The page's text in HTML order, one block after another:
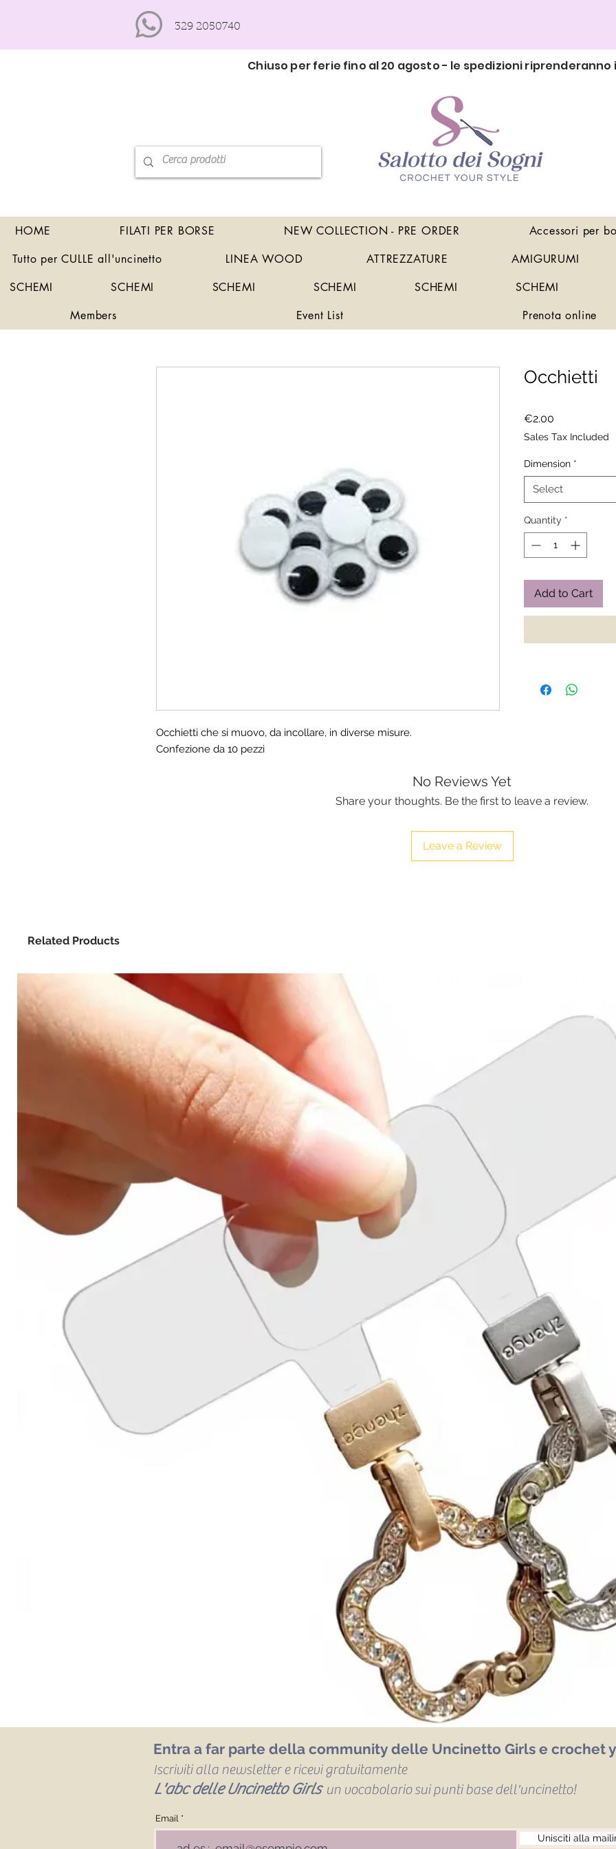
329 2050740
Chiuso per ferie fino al 20 agosto - le spedizioni riprenderanno
Occhietti che si muovo, da incollare, in diverse misure.
Confezione da 10 pezzi
Occhietti
€2.00
Sales Tax Included
Dimension *
Select
Quantity *
Add to Cart
No Reviews Yet
Share your thoughts. Be the first to leave a review.
Leave a Review
Related Products
HOME FILATI PER BORSE NEW COLLECTION - PRE ORDER Accessori per
Tutto per CULLE all'uncinetto
LINEA WOOD ATTREZZATURE AMIGURUMI
SCHEMI
SCHEMI SCHEMI SCHEMI SCHEMI SCHEMI
Members
Event List Prenota online
Entra a far parte della community delle Uncinetto Girls e crochet
Iscriviti alla newsletter e ricevi gratuitamente
L'abc delle Uncinetto Girls un vocabolario sui punti base dell'uncinetto!
Email
Unisciti alla